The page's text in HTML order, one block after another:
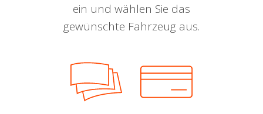
ein und wählen Sie das
gewünschte Fahrzeug aus.